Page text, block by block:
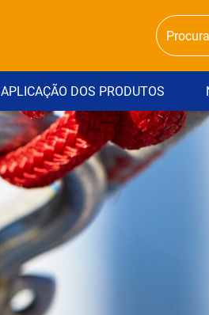
APLICAÇÃO DOS PRODUTOS